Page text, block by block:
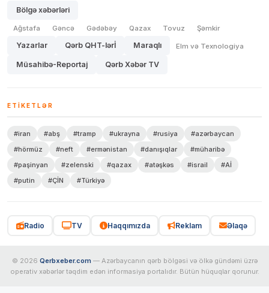
Bölgə xəbərləri
Ağstafa Gəncə Gədəbəy Qazax Tovuz Şəmkir
Yazarlar Qərb QHT-lərİ Maraqlı Elm və Texnologiya
Müsahibə-Reportaj Qərb Xəbər TV
ETIKETLƏR
#iran #abş #tramp #ukrayna #rusiya
#azərbaycan
#hörmüz
#neft #ermənistan #danışıqlar
#müharibə
#paşinyan
#zelenski #qazax #atəşkəs #israil
#Aİ
#putin
#ÇİN #Türkiyə
Radio TV Haqqımızda Reklam Əlaqə
© 2026 Qerbxeber.com — Azərbaycanın qərb bölgəsi və ölkə gündəmi üzrə
operativ xəbərlər təqdim edən informasiya portalıdır. Bütün hüquqlar qorunur.